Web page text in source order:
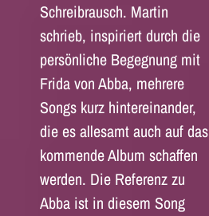
Schreibrausch. Martin
schrieb, inspiriert durch die
persönliche Begegnung mit
Frida von Abba, mehrere
Songs kurz hintereinander,
die es allesamt auch auf das
kommende Album schaffen
werden. Die Referenz zu
Abba ist in diesem Song